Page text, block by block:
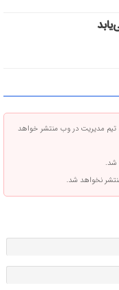
تیم مدیریت در وب منتشر خواهد
شد.
نخواهد شد.